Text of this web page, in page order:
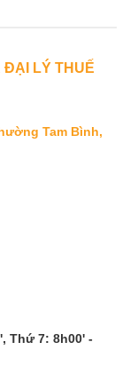
ĐẠI LÝ THUẾ
Tam Bình,
Thứ 7: 8h00' -